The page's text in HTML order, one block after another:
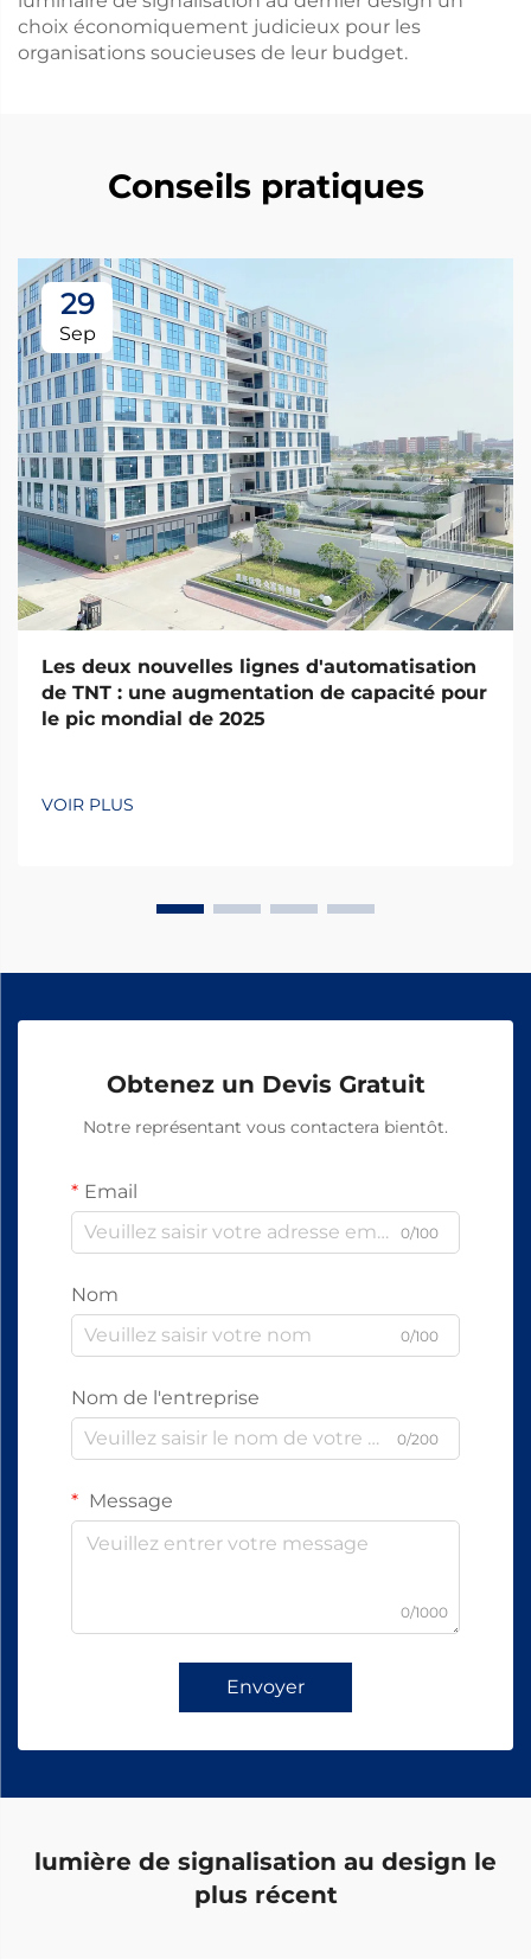
choix économiquement judicieux pour les
organisations soucieuses de leur budget.
Conseils pratiques
29
Sep
Les deux nouvelles lignes d'automatisation
de TNT : une augmentation de capacité pour
le pic mondial de 2025
VOIR PLUS
Obtenez un Devis Gratuit
Notre représentant vous contactera bientôt.
Email
0/100
Nom
0/100
Nom de l'entreprise
0/200
Message
0/1000
Envoyer
lumière de signalisation au design le
plus récent